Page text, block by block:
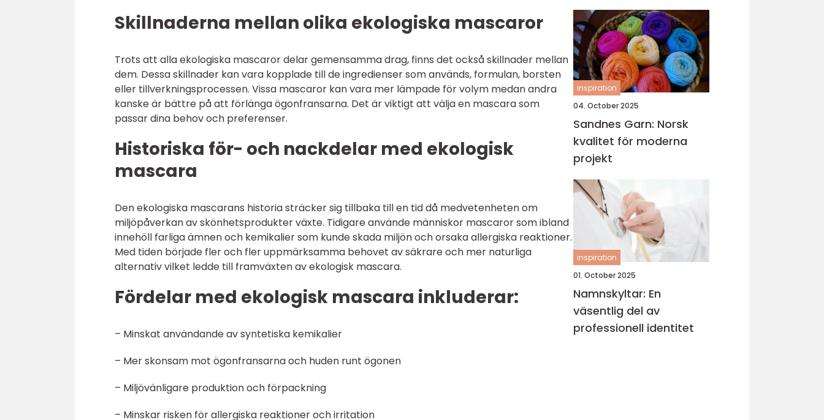
Skillnaderna mellan olika ekologiska mascaror
Trots att alla ekologiska mascaror delar gemensamma drag, finns det också skillnader mellan
dem. Dessa skillnader kan vara kopplade till de ingredienser som används, formulan, borsten
eller tillverkningsprocessen. Vissa mascaror kan vara mer lämpade för volym medan andra
kanske är bättre på att förlänga ögonfransarna. Det är viktigt att välja en mascara som
passar dina behov och preferenser.
Historiska för- och nackdelar med ekologisk
mascara
Den ekologiska mascarans historia sträcker sig tillbaka till en tid då medvetenheten om
miljöpåverkan av skönhetsprodukter växte. Tidigare använde människor mascaror som ibland
innehöll farliga ämnen och kemikalier som kunde skada miljön och orsaka allergiska reaktioner.
Med tiden började fler och fler uppmärksamma behovet av säkrare och mer naturliga
alternativ vilket ledde till framväxten av ekologisk mascara.
Fördelar med ekologisk mascara inkluderar:
– Minskat användande av syntetiska kemikalier
– Mer skonsam mot ögonfransarna och huden runt ögonen
– Miljövänligare produktion och förpackning
– Minskar risken för allergiska reaktioner och irritation
inspiration
04. October 2025
Sandnes Garn: Norsk
kvalitet för moderna
projekt
inspiration
01. October 2025
Namnskyltar: En
väsentlig del av
professionell identitet